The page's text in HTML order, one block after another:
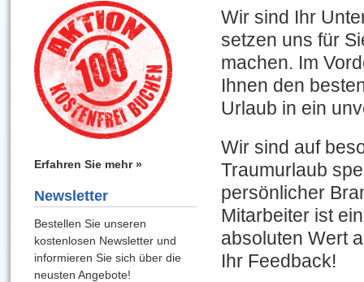
Wir sind Ihr
setzen uns für
machen. Im
Ihnen den
Urlaub in ein
Wir sind auf
Traumurlaub
persönlicher
Mitarbeiter ist
absoluten Wert
Ihr Feedback!
Erfahren Sie mehr »
Newsletter
Bestellen Sie unseren
kostenlosen Newsletter und
informieren Sie sich über die
neusten Angebote!